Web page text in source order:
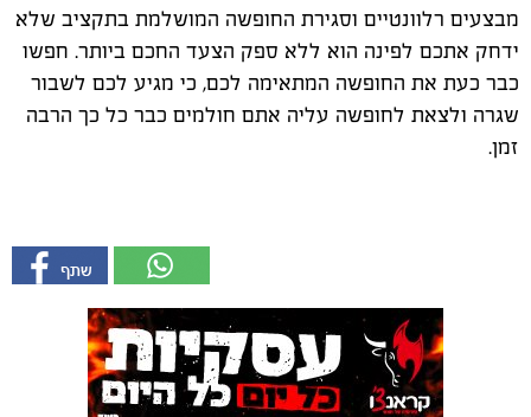
מבצעים רלוונטיים וסגירת החופשה המושלמת בתקציב שלא
ידחק אתכם לפינה הוא ללא ספק הצעד החכם ביותר. חפשו
כבר כעת את החופשה המתאימה לכם, כי מגיע לכם לשבור
שגרה ולצאת לחופשה עליה אתם חולמים כבר כל כך הרבה
זמן.